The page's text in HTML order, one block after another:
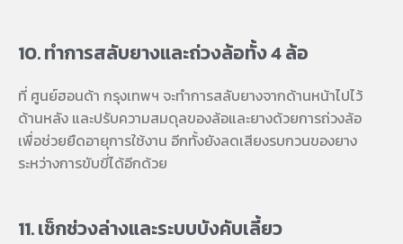
10. ทำการสลับยางและถ่วงล้อทั้ง 4 ล้อ
ที่ ศูนย์ฮอนด้า กรุงเทพฯ จะทำการสลับยางจากด้านหน้าไปไว้
ด้านหลัง และปรับความสมดุลของล้อและยางด้วยการถ่วงล้อ
เพื่อช่วยยืดอายุการใช้งาน อีกทั้งยังลดเสียงรบกวนของยาง
ระหว่างการขับขี่ได้อีกด้วย
11. เช็กช่วงล่างและระบบบังคับเลี้ยว